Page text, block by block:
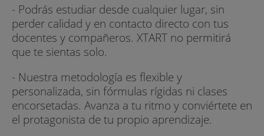
- Podrás estudiar desde cualquier lugar, sin
perder calidad y en contacto directo con tus
docentes y compañeros. XTART no permitirá
que te sientas solo.
- Nuestra metodología es flexible y
personalizada, sin fórmulas rígidas ni clases
encorsetadas. Avanza a tu ritmo y conviértete en
el protagonista de tu propio aprendizaje.